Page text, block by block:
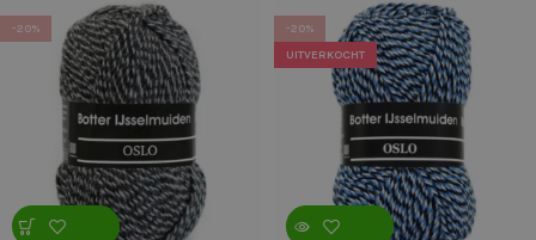
-20%
-20%
UITVERKOCHT